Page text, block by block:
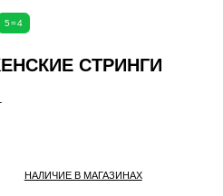
5=4
СТРИНГИ
НАЛИЧИЕ В МАГАЗИНАХ